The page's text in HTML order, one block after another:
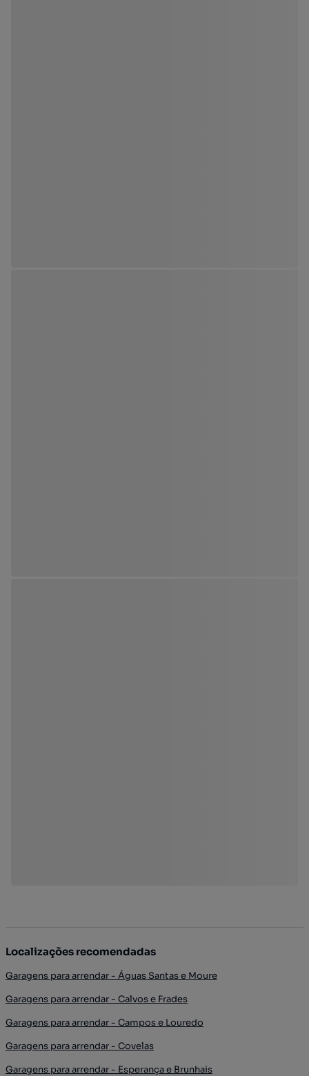
Localizações recomendadas
Garagens para arrendar - Águas Santas e Moure
Garagens para arrendar - Calvos e Frades
Garagens para arrendar - Campos e Louredo
Garagens para arrendar - Covelas
Garagens para arrendar - Esperança e Brunhais